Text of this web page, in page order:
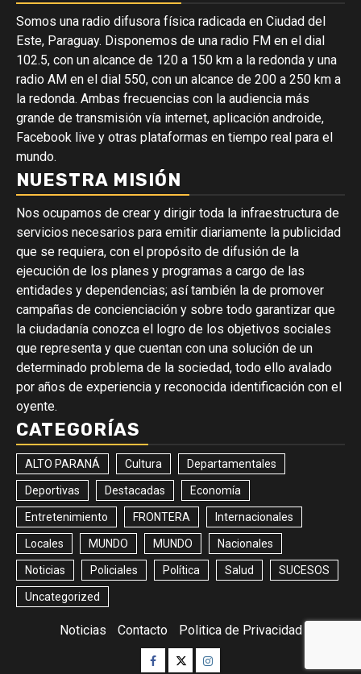
Somos una radio difusora física radicada en Ciudad del
Este, Paraguay. Disponemos de una radio FM en el dial
102.5, con un alcance de 120 a 150 km a la redonda y una
radio AM en el dial 550, con un alcance de 200 a 250 km a
la redonda. Ambas frecuencias con la audiencia más
grande de transmisión vía internet, aplicación androide,
Facebook live y otras plataformas en tiempo real para el
mundo.
NUESTRA MISIÓN
Nos ocupamos de crear y dirigir toda la infraestructura de
servicios necesarios para emitir diariamente la publicidad
que se requiera, con el propósito de difusión de la
ejecución de los planes y programas a cargo de las
entidades y dependencias; así también la de promover
campañas de concienciación y sobre todo garantizar que
la ciudadanía conozca el logro de los objetivos sociales
que representa y que cuentan con una solución de un
determinado problema de la sociedad, todo ello avalado
por años de experiencia y reconocida identificación con el
oyente.
CATEGORÍAS
ALTO PARANÁ Cultura Departamentales
Deportivas Destacadas Economía
Entretenimiento FRONTERA Internacionales
Locales MUNDO MUNDO Nacionales
Noticias Policiales Política Salud SUCESOS
Uncategorized
Noticias Contacto Politica de Privacidad
Facebook
TwitterInstagram